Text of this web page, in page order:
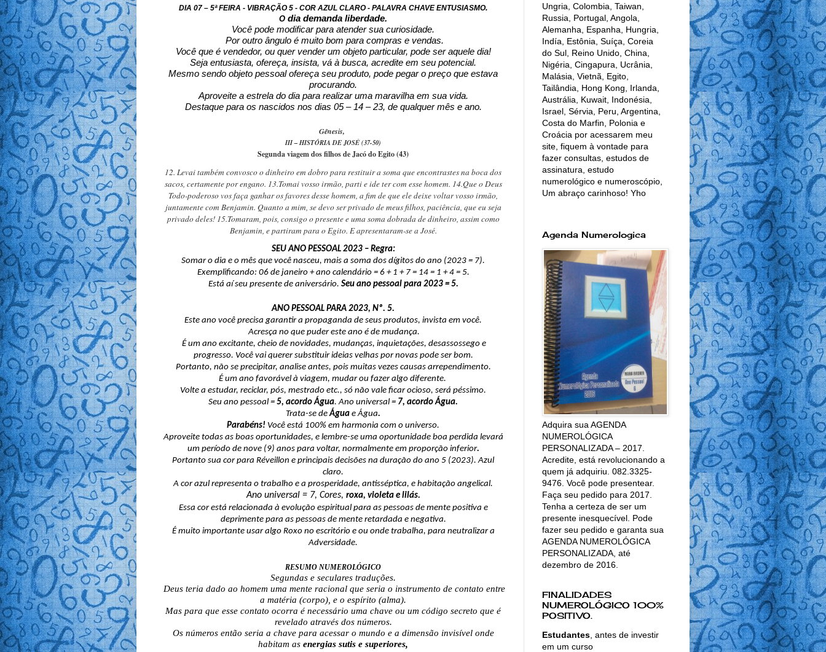
DIA 07 – 5ª FEIRA - VIBRAÇÃO 5 - COR AZUL CLARO - PALAVRA CHAVE ENTUSIASMO.
O dia demanda liberdade.
Você pode modificar para atender sua curiosidade.
Por outro ângulo é muito bom para compras e vendas.
Você que é vendedor, ou quer vender um objeto particular, pode ser aquele dia!
Seja entusiasta, ofereça, insista, vá à busca, acredite em seu potencial.
Mesmo sendo objeto pessoal ofereça seu produto, pode pegar o preço que estava
procurando.
Aproveite a estrela do dia para realizar uma maravilha em sua vida.
Destaque para os nascidos nos dias 05 – 14 – 23, de qualquer mês e ano.
Gênesis,
III – HISTÓRIA DE JOSÉ (37-50)
Segunda viagem dos filhos de Jacó do Egito (43)
12. Levai também convosco o dinheiro em dobro para restituir a soma que encontrastes na boca dos
sacos, certamente por engano. 13.Tomai vosso irmão, parti e ide ter com esse homem. 14.Que o Deus
Todo-poderoso vos faça ganhar os favores desse homem, a fim de que ele deixe voltar vosso irmão,
juntamente com Benjamin. Quanto a mim, se devo ser privado de meus filhos, paciência, que eu seja
privado deles! 15.Tomaram, pois, consigo o presente e uma soma dobrada de dinheiro, assim como
Benjamin, e partiram para o Egito. E apresentaram-se a José.
SEU ANO PESSOAL 2023 – Regra:
Somar o dia e o mês que você nasceu, mais a soma dos dígitos do ano (2023 = 7).
Exemplificando: 06 de janeiro + ano calendário = 6 + 1 + 7 = 14 = 1 + 4 = 5.
Está aí seu presente de aniversário. Seu ano pessoal para 2023 = 5.
ANO PESSOAL PARA 2023, Nº. 5.
Este ano você precisa garantir a propaganda de seus produtos, invista em você.
Acresça no que puder este ano é de mudança.
É um ano excitante, cheio de novidades, mudanças, inquietações, desassossego e
progresso. Você vai querer substituir ideias velhas por novas pode ser bom.
Portanto, não se precipitar, analise antes, pois muitas vezes causas arrependimento.
É um ano favorável à viagem, mudar ou fazer algo diferente.
Volte a estudar, reciclar, pós, mestrado etc., só não vale ficar ocioso, será péssimo.
Seu ano pessoal = 5, acordo Água. Ano universal = 7, acordo Água.
Trata-se deÁgua e Água.
Parabéns! Você está 100% em harmonia com o universo.
Aproveite todas as boas oportunidades, e lembre-se uma oportunidade boa perdida levará
um período de nove (9) anos para voltar, normalmente em proporção inferior.
Portanto sua cor para Réveillon e principais decisões na duração do ano 5 (2023). Azul
claro.
A cor azul representa o trabalho e a prosperidade, antisséptica, e habitação angelical.
Ano universal = 7, Cores, roxa, violeta e lilás.
Essa cor está relacionada à evolução espiritual para as pessoas de mente positiva e
deprimente para as pessoas de mente retardada e negativa.
É muito importante usar algo Roxo no escritório e ou onde trabalha, para neutralizar a
Adversidade.
RESUMO NUMEROLÓGICO
Segundas e seculares traduções.
Deus teria dado ao homem uma mente racional que seria o instrumento de contato entre
a matéria (corpo), e o espírito (alma).
Mas para que esse contato ocorra é necessário uma chave ou um código secreto que é
revelado através dos números.
Os números então seria a chave para acessar o mundo e a dimensão invisível onde
habitam as energias sutis e superiores,
Ungria, Colombia, Taiwan,
Russia, Portugal, Angola,
Alemanha, Espanha, Hungria,
Indía, Estônia, Suíça, Coreia
do Sul, Reino Unido, China,
Nigéria, Cingapura, Ucrânia,
Malásia, Vietnã, Egito,
Tailândia, Hong Kong, Irlanda,
Austrália, Kuwait, Indonésia,
Israel, Sérvia, Peru, Argentina,
Costa do Marfin, Polonia e
Croácia por acessarem meu
site, fiquem à vontade para
fazer consultas, estudos de
assinatura, estudo
numerológico e numeroscópio,
Um abraço carinhoso! Yho
Agenda Numerologica
Adquira sua AGENDA
NUMEROLÓGICA
PERSONALIZADA – 2017.
Acredite, está revolucionando a
quem já adquiriu. 082.3325-
9476. Você pode presentear.
Faça seu pedido para 2017.
Tenha a certeza de ser um
presente inesquecível. Pode
fazer seu pedido e garanta sua
AGENDA NUMEROLÓGICA
PERSONALIZADA, até
dezembro de 2016.
FINALIDADES
NUMEROLÓGICO 100%
POSITIVO.
Estudantes , antes de investir
em um curso